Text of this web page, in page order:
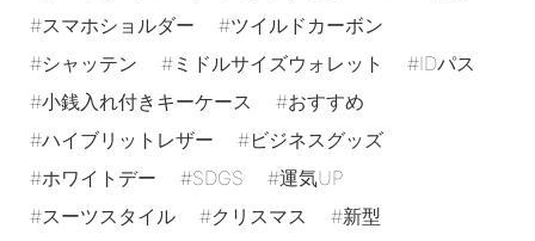
スマホショルダー
ツイルドカーボン
シャッテン
ミドルサイズウォレット
IDパス
小銭入れ付きキーケース
おすすめ
ハイブリットレザー
ビジネスグッズ
ホワイトデー
SDGS
運気UP
スーツスタイル
クリスマス
新型